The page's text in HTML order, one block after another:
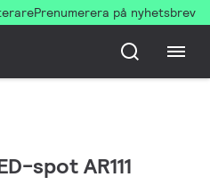
Prenumerera på nyhetsbrev
spot AR111